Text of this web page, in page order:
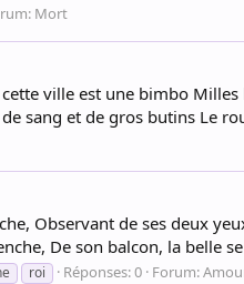
Mort
ville est une bimbo
sang et de gros butins Le
Observant de ses deux
De son balcon, la belle
roi Réponses: 0 Forum: